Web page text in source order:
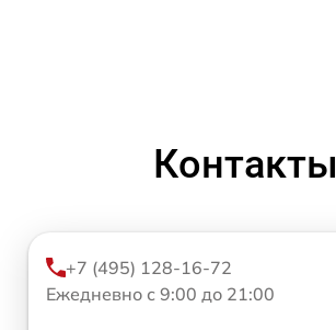
Контакты
+7 (495) 128-16-72
Ежедневно с 9:00 до 21:00